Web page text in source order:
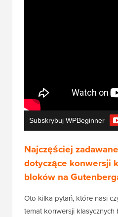
Subskrybuj WPBeginner
Najczęściej
dotyczące konwersji
bloków na
Oto kilka pytań, które nasi
temat konwersji